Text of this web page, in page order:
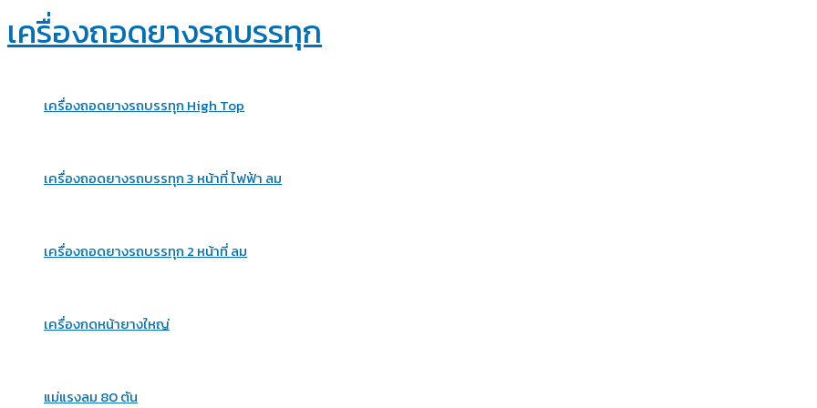
to
เครื่องถอดยางรถบรรทุก
เครื่องถอดยางรถบรรทุก High Top
เครื่องถอดยางรถบรรทุก 3 หน้าที่ ไฟฟ้า ลม
เครื่องถอดยางรถบรรทุก 2 หน้าที่ ลม
เครื่องกดหน้ายางใหญ่
แม่แรงลม 80 ตัน